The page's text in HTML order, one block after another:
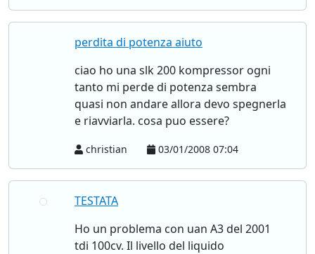
perdita di potenza aiuto
ciao ho una slk 200 kompressor ogni
tanto mi perde di potenza sembra
quasi non andare allora devo spegnerla
e riavviarla. cosa puo essere?
christian 03/01/2008 07:04
TESTATA
Ho un problema con uan A3 del 2001
tdi 100cv. Il livello del liquido